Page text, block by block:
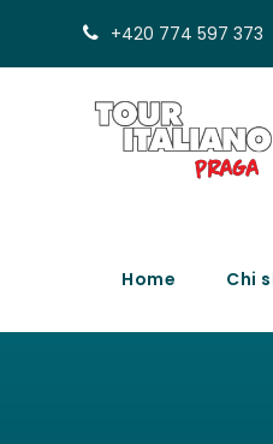
+420 774 597 373
Home Chi